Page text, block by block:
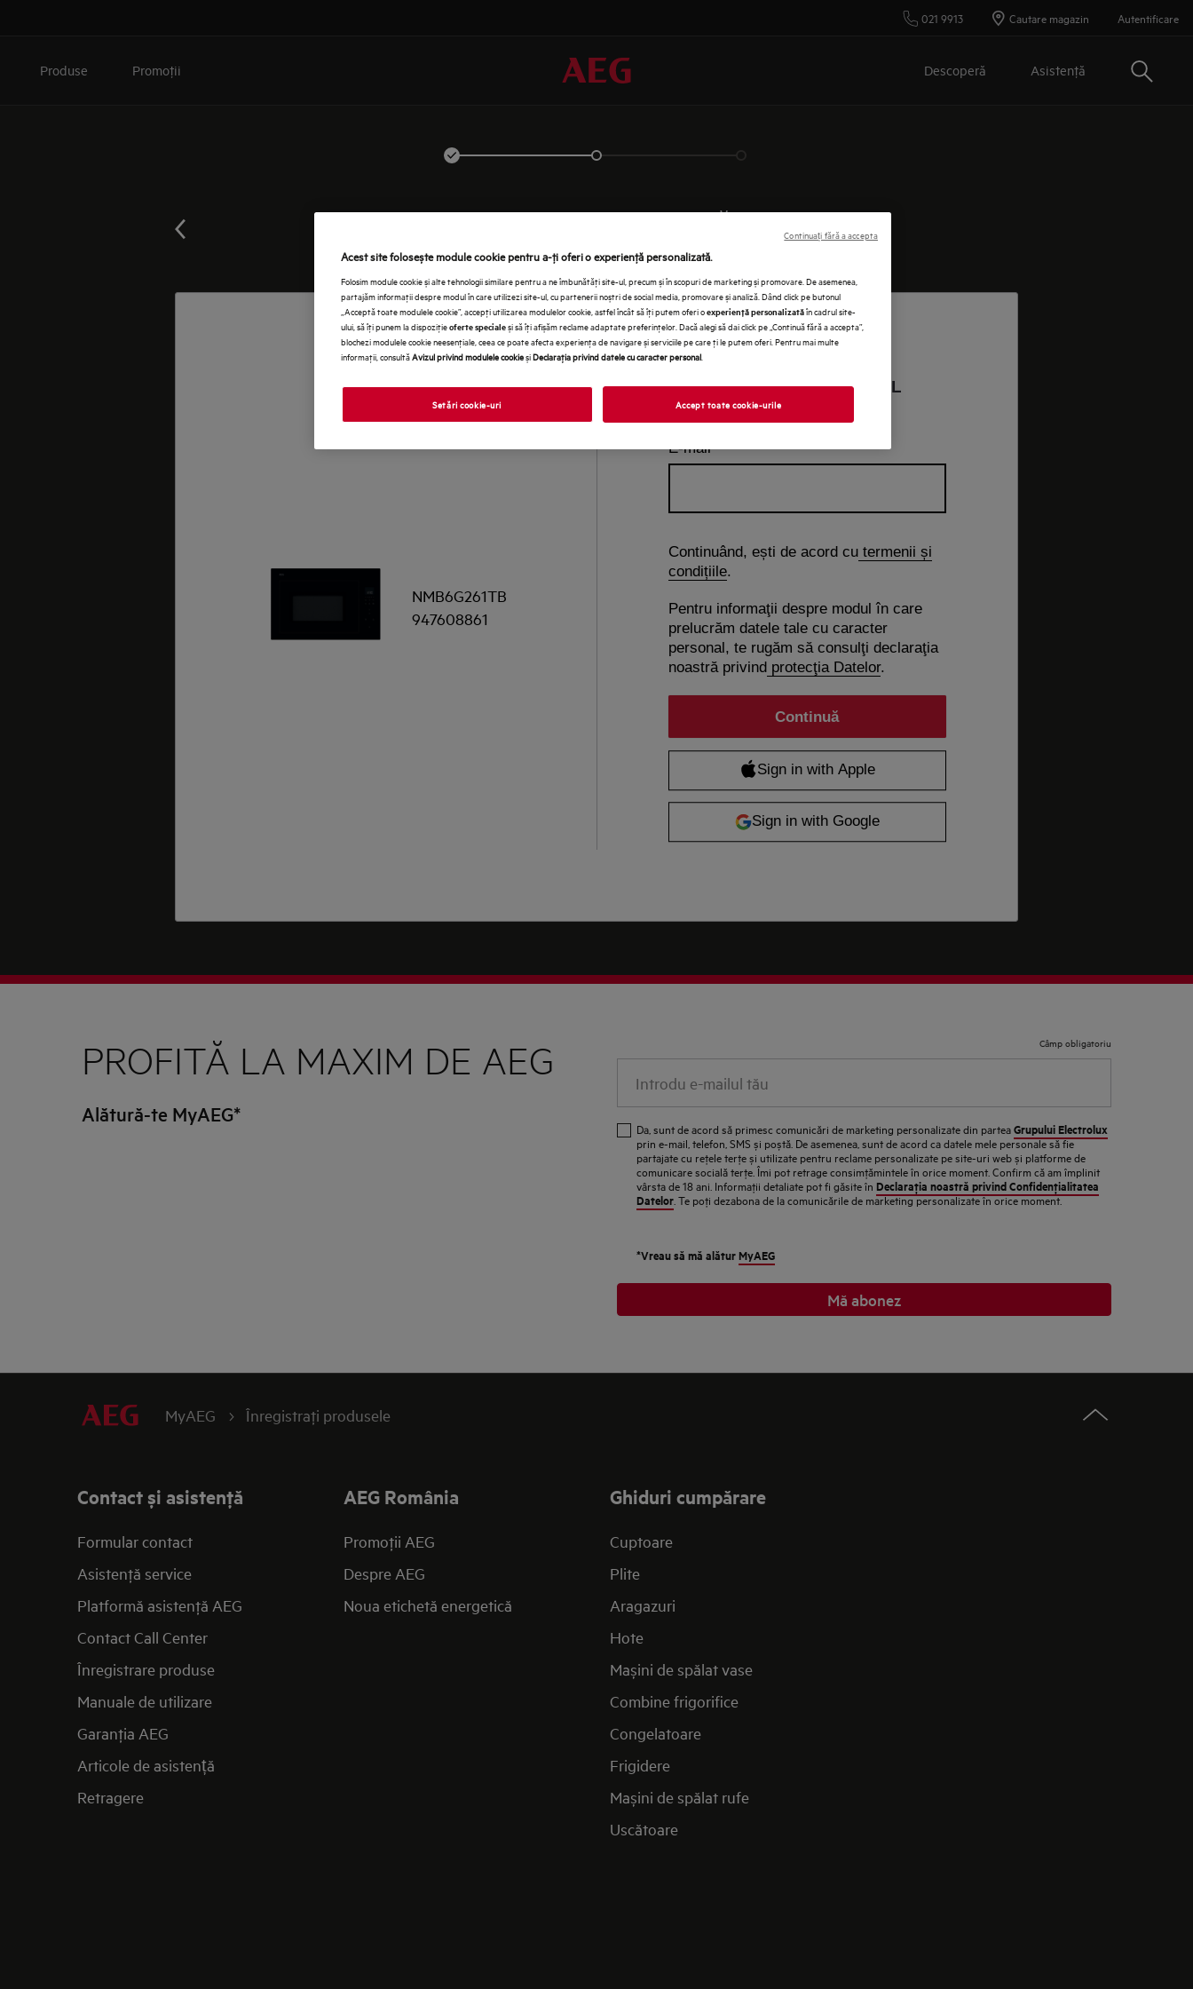
021 9913 Cautare magazin Autentificare
Produse Promoţii Descoperă Asistenţă Cautare
NMB6G261TB
947608861
INTRODU E-MAIL
E-mail
Continuând, ești de acord cutermenii și
condițiile.
Pentru informaţii despre modul în care
prelucrăm datele tale cu caracter
personal, te rugăm să consulţi declaraţia
noastră privindprotecţia Datelor.
PROFITĂ LA MAXIM DE AEG
Alătură-te MyAEG*
Câmp obligatoriu
Da, sunt de acord să primesc comunicări de marketing personalizate din parteaGrupului Electrolux
prin e-mail, telefon, SMS și poștă. De asemenea, sunt de acord ca datele mele personale să fie
partajate cu reţele terţe și utilizate pentru reclame personalizate pe site-uri web și platforme de
comunicare socială terţe. Îmi pot retrage consimţămintele în orice moment. Confirm că am împlinit
vârsta de 18 ani. Informaţii detaliate pot fi găsite în Declaraţia noastră privind Confidenţialitatea
Datelor . Te poţi dezabona de la comunicările de marketing personalizate în orice moment.
*Vreau să mă alătur MyAEG
Mă abonez
MyAEG Înregistraţi produsele
Contact și asistenţă
Formular contact
Asistenţă service
Platformă asistenţă AEG
Contact Call Center
Înregistrare produse
Manuale de utilizare
Garanţia AEG
Articole de asistență
Retragere
AEG România
Promoţii AEG
Despre AEG
Noua etichetă energetică
Ghiduri cumpărare
Cuptoare
Plite
Aragazuri
Hote
Mașini de spălat vase
Combine frigorifice
Congelatoare
Frigidere
Mașini de spălat rufe
Uscătoare
Acest site folosește module cookie pentru a-ţi oferi o experienţă personalizată.
Folosim module cookie și alte tehnologii similare pentru a ne îmbunătăţi site-ul, precum și în scopuri de marketing și promovare. De asemenea,
partajăm informaţii despre modul în care utilizezi site-ul, cu partenerii noștri de social media, promovare și analiză. Dând click pe butonul
„Acceptă toate modulele cookie”, accepţi utilizarea modulelor cookie, astfel încât să îţi putem oferi oexperienţă personalizatăîn cadrul site-
ului, să îţi punem la dispoziţieoferte specialeși să îţi afișăm reclame adaptate preferinţelor. Dacă alegi să dai click pe „Continuă fără a accepta”,
blochezi modulele cookie neesenţiale, ceea ce poate afecta experienţa de navigare și serviciile pe care ţi le putem oferi. Pentru mai multe
informaţii, consultăAvizul privind modulele cookieșiDeclaraţia privind datele cu caracter personal
Setări cookie-uri Accept toate cookie-urile
Continuați fără a accepta